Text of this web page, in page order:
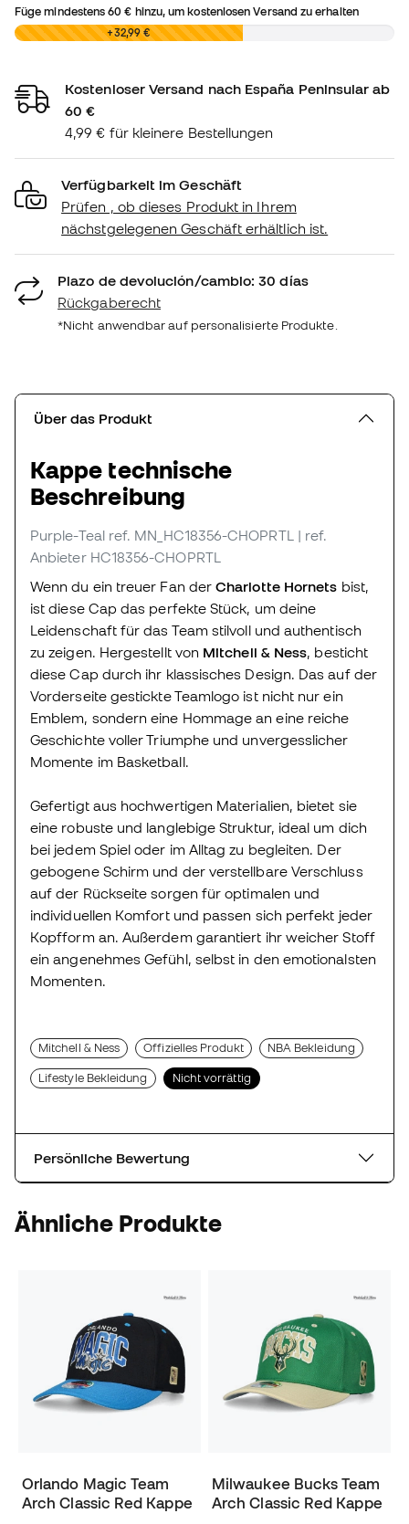
Füge mindestens60 € hinzu, um kostenlosen Versand zu erhalten
0,00 € +32,99 €
Kostenloser Versand nach España Peninsular ab
60 €
4,99 € für kleinere Bestellungen
Verfügbarkeit im Geschäft
Prüfen , ob dieses Produkt in Ihrem
nächstgelegenen Geschäft erhältlich ist.
Plazo de devolución/cambio: 30 días
Rückgaberecht
*Nicht anwendbar auf personalisierte Produkte.
Über das Produkt
Kappe technische
Beschreibung
Purple-Teal ref. MN_HC18356-CHOPRTL | ref.
Anbieter HC18356-CHOPRTL
Wenn du ein treuer Fan derCharlotte Hornets bist,
ist diese Cap das perfekte Stück, um deine
Leidenschaft für das Team stilvoll und authentisch
zu zeigen. Hergestellt von Mitchell & Ness, besticht
diese Cap durch ihr klassisches Design. Das auf der
Vorderseite gestickte Teamlogo ist nicht nur ein
Emblem, sondern eine Hommage an eine reiche
Geschichte voller Triumphe und unvergesslicher
Momente im Basketball.
Gefertigt aus hochwertigen Materialien, bietet sie
eine robuste und langlebige Struktur, ideal um dich
bei jedem Spiel oder im Alltag zu begleiten. Der
gebogene Schirm und der verstellbare Verschluss
auf der Rückseite sorgen für optimalen und
individuellen Komfort und passen sich perfekt jeder
Kopfform an. Außerdem garantiert ihr weicher Stoff
ein angenehmes Gefühl, selbst in den emotionalsten
Momenten.
Mitchell & Ness Offizielles Produkt NBA Bekleidung
Lifestyle Bekleidung Nicht vorrättig
Persönliche Bewertung
Ähnliche Produkte
Orlando Magic Team
Arch Classic Red Kappe
Milwaukee Bucks Team
Arch Classic Red Kappe